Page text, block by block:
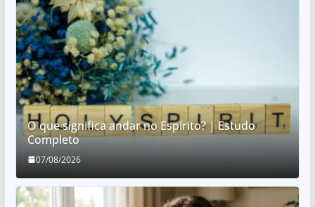
O que significa andar no Espírito? | Estudo
Completo
07/08/2026